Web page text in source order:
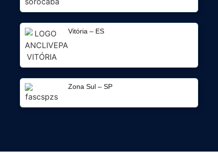
Vitória – ES
Zona Sul – SP